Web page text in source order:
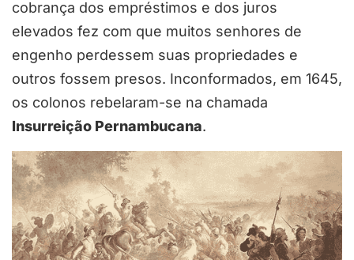
cobrança dos empréstimos e dos juros
elevados fez com que muitos senhores de
engenho perdessem suas propriedades e
outros fossem presos. Inconformados, em 1645,
os colonos rebelaram-se na chamada
Insurreição Pernambucana.